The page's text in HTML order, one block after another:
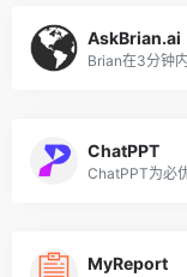
AskBrian.ai
ChatPPT
MyReport